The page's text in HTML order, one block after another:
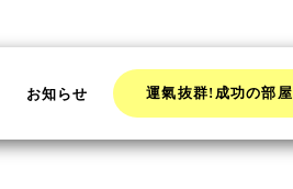
お知らせ 運氣抜群!成功の部屋